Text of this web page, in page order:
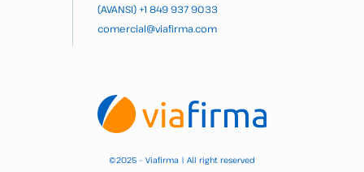
(AVANSI) +1 849 937 9033
comercial@viafirma.com
©2025 – Viafirma | All right reserved